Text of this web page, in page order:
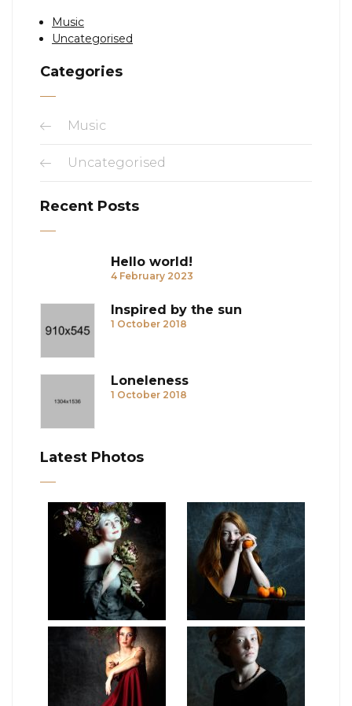
Music
Uncategorised
Categories
Music
Uncategorised
Recent Posts
Hello world!
4 February 2023
Inspired by the sun
1 October 2018
Loneleness
1 October 2018
Latest Photos